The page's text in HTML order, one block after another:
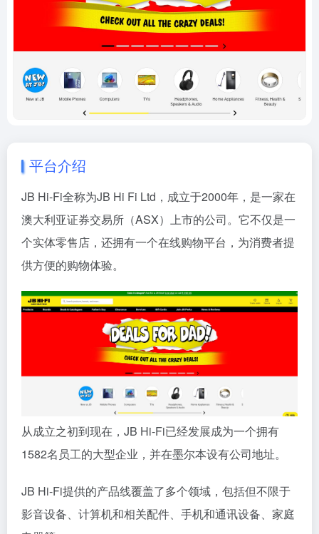
平台介绍
JB Hi-Fi全称为JB Hi Fi Ltd，成立于2000年，是一家在
澳大利亚证券交易所（ASX）上市的公司。它不仅是一
个实体零售店，还拥有一个在线购物平台，为消费者提
供方便的购物体验。
从成立之初到现在，JB Hi-Fi已经发展成为一个拥有
1582名员工的大型企业，并在墨尔本设有公司地址。
JB Hi-Fi提供的产品线覆盖了多个领域，包括但不限于
影音设备、计算机和相关配件、手机和通讯设备、家庭